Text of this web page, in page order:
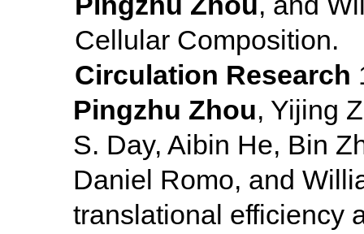
Cellular Composition.
Circulation Research
Pingzhu Zhou, Yijing
S. Day, Aibin He, Bin
Daniel Romo, and
translational efficiency